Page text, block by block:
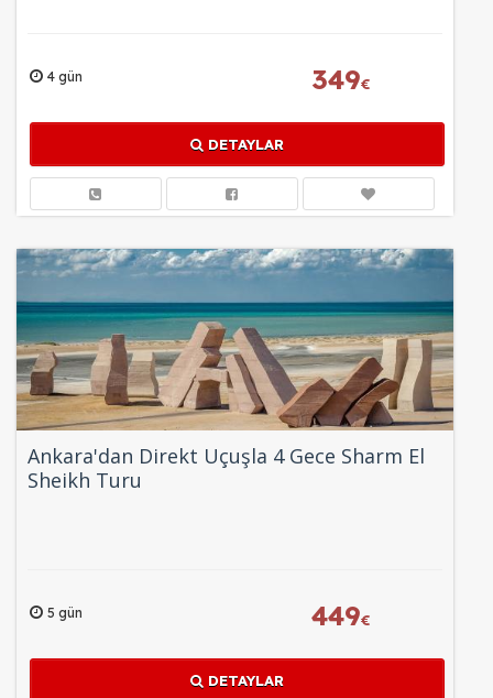
4 gün 349€
DETAYLAR
Ankara'dan Direkt Uçuşla 4 Gece Sharm El
Sheikh Turu
5 gün 449€
DETAYLAR